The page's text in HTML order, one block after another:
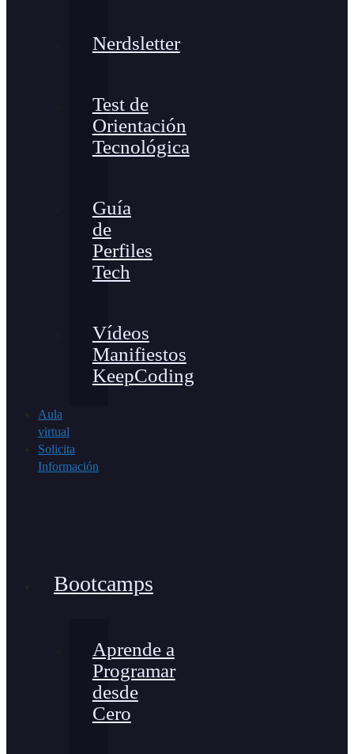
Nerdsletter
Test de
Orientación
Tecnológica
Guía
de
Perfiles
Tech
Vídeos
Manifiestos
KeepCoding
Aula
virtual
Solicita
Información
Bootcamps
Aprende a
Programar
desde
Cero